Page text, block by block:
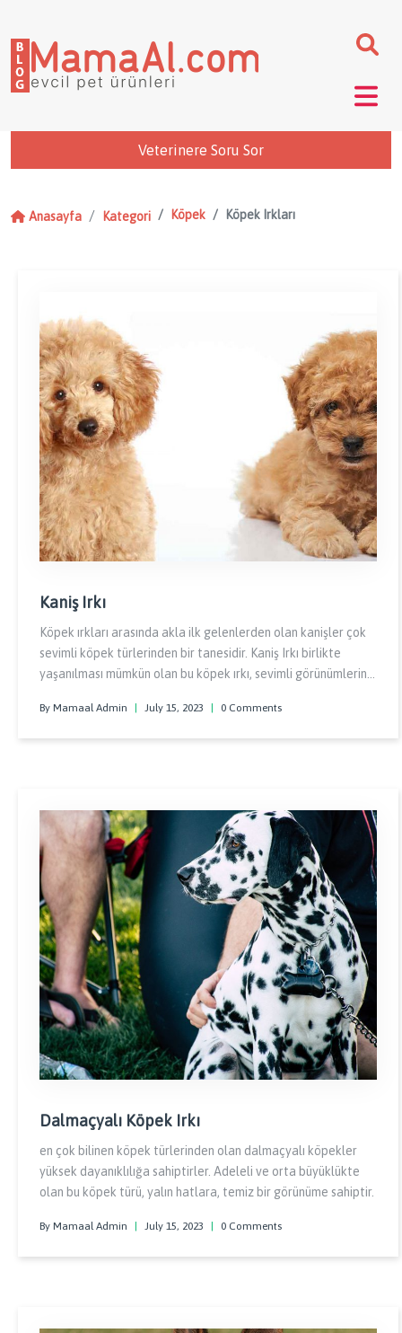
Veterinere Soru Sor
Anasayfa Kategori Köpek Köpek Irkları
Kaniş Irkı
Köpek ırkları arasında akla ilk gelenlerden olan kanişler çok
sevimli köpek türlerinden bir tanesidir. Kaniş Irkı birlikte
yaşanılması mümkün olan bu köpek ırkı, sevimli görünümlerinin
By Mamaal Admin July 15, 2023 0 Comments
Dalmaçyalı Köpek Irkı
en çok bilinen köpek türlerinden olan dalmaçyalı köpekler
yüksek dayanıklılığa sahiptirler. Adeleli ve orta büyüklükte
olan bu köpek türü, yalın hatlara, temiz bir görünüme sahiptir.
By Mamaal Admin July 15, 2023 0 Comments